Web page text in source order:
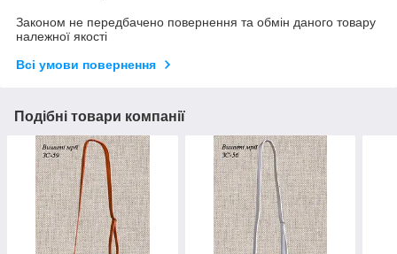
Законом не передбачено повернення та обмін даного товару
належної якості
Всі умови повернення
Подібні товари компанії